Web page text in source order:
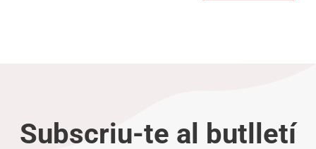
Subscriu-te al butlletí